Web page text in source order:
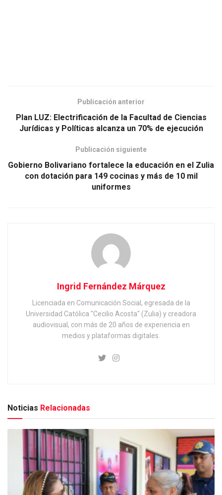
Publicación anterior
Plan LUZ: Electrificación de la Facultad de Ciencias
Jurídicas y Políticas alcanza un 70% de ejecución
Publicación siguiente
Gobierno Bolivariano fortalece la educación en el Zulia
con dotación para 149 cocinas y más de 10 mil
uniformes
Ingrid Fernández Márquez
Licenciada en Comunicación Social, egresada de la
Universidad Católica "Cecilio Acosta" (Zulia) y creadora
audiovisual, con más de 20 años de experiencia en
medios y plataformas digitales.
Noticias Relacionadas